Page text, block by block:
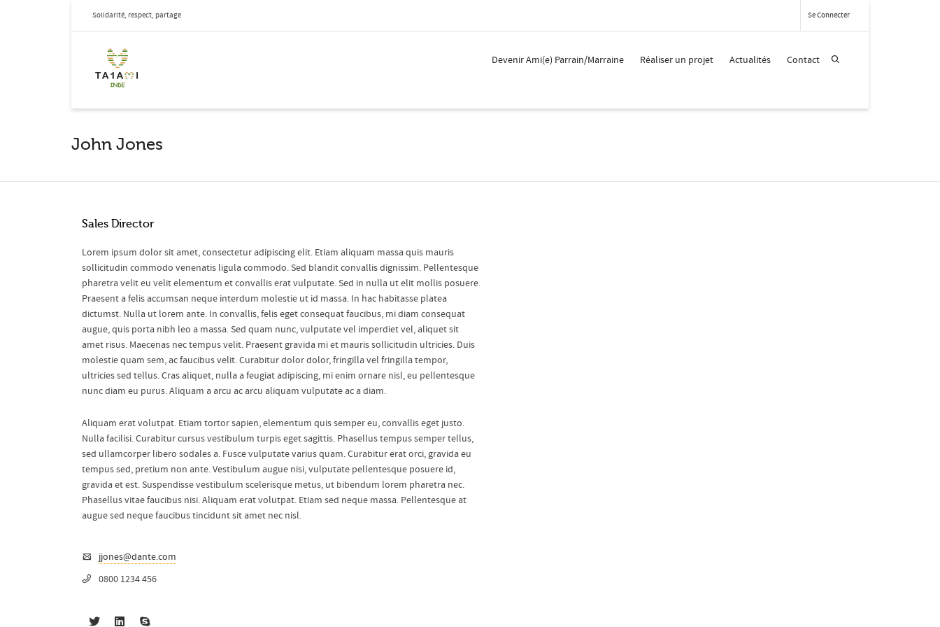
Solidarité, respect, partage Se Connecter
Devenir Ami(e) Parrain/Marraine Réaliser un projet Actualités Contact
John Jones
Sales Director
Lorem ipsum dolor sit amet, consectetur adipiscing elit. Etiam aliquam massa quis mauris
sollicitudin commodo venenatis ligula commodo. Sed blandit convallis dignissim. Pellentesque
pharetra velit eu velit elementum et convallis erat vulputate. Sed in nulla ut elit mollis posuere.
Praesent a felis accumsan neque interdum molestie ut id massa. In hac habitasse platea
dictumst. Nulla ut lorem ante. In convallis, felis eget consequat faucibus, mi diam consequat
augue, quis porta nibh leo a massa. Sed quam nunc, vulputate vel imperdiet vel, aliquet sit
amet risus. Maecenas nec tempus velit. Praesent gravida mi et mauris sollicitudin ultricies. Duis
molestie quam sem, ac faucibus velit. Curabitur dolor dolor, fringilla vel fringilla tempor,
ultricies sed tellus. Cras aliquet, nulla a feugiat adipiscing, mi enim ornare nisl, eu pellentesque
nunc diam eu purus. Aliquam a arcu ac arcu aliquam vulputate ac a diam.
Aliquam erat volutpat. Etiam tortor sapien, elementum quis semper eu, convallis eget justo.
Nulla facilisi. Curabitur cursus vestibulum turpis eget sagittis. Phasellus tempus semper tellus,
sed ullamcorper libero sodales a. Fusce vulputate varius quam. Curabitur erat orci, gravida eu
tempus sed, pretium non ante. Vestibulum augue nisi, vulputate pellentesque posuere id,
gravida et est. Suspendisse vestibulum scelerisque metus, ut bibendum lorem pharetra nec.
Phasellus vitae faucibus nisi. Aliquam erat volutpat. Etiam sed neque massa. Pellentesque at
augue sed neque faucibus tincidunt sit amet nec nisl.
jjones@dante.com
0800 1234 456